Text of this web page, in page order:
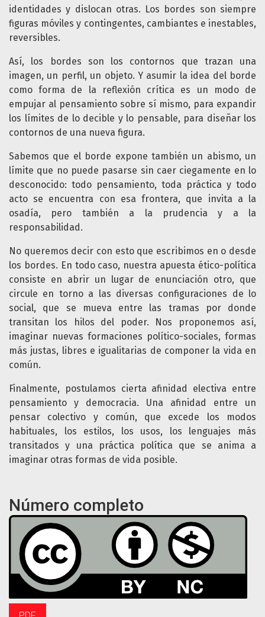
identidades y dislocan otras. Los bordes son siempre
figuras móviles y contingentes, cambiantes e inestables,
reversibles.
Así, los bordes son los contornos que trazan una
imagen, un perfil, un objeto. Y asumir la idea del borde
como forma de la reflexión crítica es un modo de
empujar al pensamiento sobre sí mismo, para expandir
los límites de lo decible y lo pensable, para diseñar los
contornos de una nueva figura.
Sabemos que el borde expone también un abismo, un
límite que no puede pasarse sin caer ciegamente en lo
desconocido: todo pensamiento, toda práctica y todo
acto se encuentra con esa frontera, que invita a la
osadía, pero también a la prudencia y a la
responsabilidad.
No queremos decir con esto que escribimos en o desde
los bordes. En todo caso, nuestra apuesta ético-política
consiste en abrir un lugar de enunciación otro, que
circule en torno a las diversas configuraciones de lo
social, que se mueva entre las tramas por donde
transitan los hilos del poder. Nos proponemos así,
imaginar nuevas formaciones político-sociales, formas
más justas, libres e igualitarias de componer la vida en
común.
Finalmente, postulamos cierta afinidad electiva entre
pensamiento y democracia. Una afinidad entre un
pensar colectivo y común, que excede los modos
habituales, los estilos, los usos, los lenguajes más
transitados y una práctica política que se anima a
imaginar otras formas de vida posible.
Número completo